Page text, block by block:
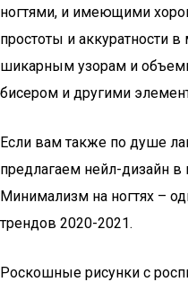
ногтями, и имеющими
простоты и аккуратности
шикарным узорам и
бисером и другими
Если вам также по душе
предлагаем нейл-дизайн в
Минимализм на ногтях –
трендов 2020-2021.
Роскошные рисунки с